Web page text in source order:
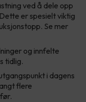
ved å dele opp
er spesielt viktig
Se mer
og innfelte
tidlig.
i dagens
flere